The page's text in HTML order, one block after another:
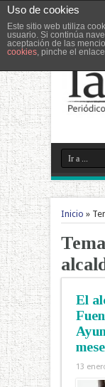
Uso de cookies
Este sitio web utiliza
usuario. Si continúa
aceptación de las
cookies, pinche el
Inicio »
El
13